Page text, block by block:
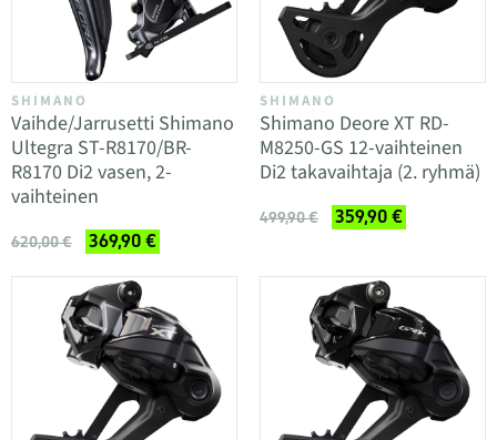
SHIMANO
Vaihde/Jarrusetti Shimano
Ultegra ST-R8170/BR-
R8170 Di2 vasen, 2-
vaihteinen
620,00 € 369,90 €
SHIMANO
Shimano Deore XT RD-
M8250-GS 12-vaihteinen
Di2 takavaihtaja (2. ryhmä)
499,90 € 359,90 €